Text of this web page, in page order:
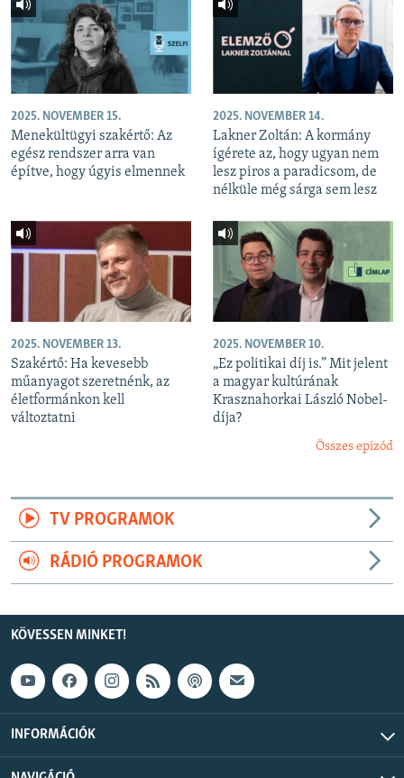
2025. NOVEMBER 15.
Menekültügyi szakértő: Az
egész rendszer arra van
építve, hogy úgyis elmennek
2025. NOVEMBER 14.
Lakner Zoltán: A kormány
ígérete az, hogy ugyan nem
lesz piros a paradicsom, de
nélküle még sárga sem lesz
2025. NOVEMBER 13.
Szakértő: Ha kevesebb
műanyagot szeretnénk, az
életformánkon kell
változtatni
2025. NOVEMBER 10.
„Ez politikai díj is.” Mit jelent
a magyar kultúrának
Krasznahorkai László Nobel-
díja?
Összes epizód
TV PROGRAMOK
RÁDIÓ PROGRAMOK
KÖVESSEN MINKET!
INFORMÁCIÓK